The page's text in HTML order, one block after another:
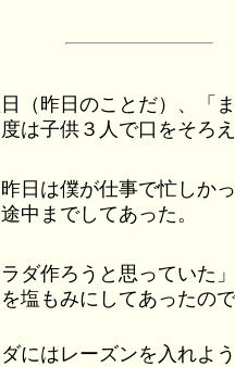
（昨日のことだ）、「
は子供３人で口をそろえ
日は僕が仕事で忙しか
中までしてあった。
ラダ作ろうと思っていた
塩もみにしてあったの
にはレーズンを入れよ